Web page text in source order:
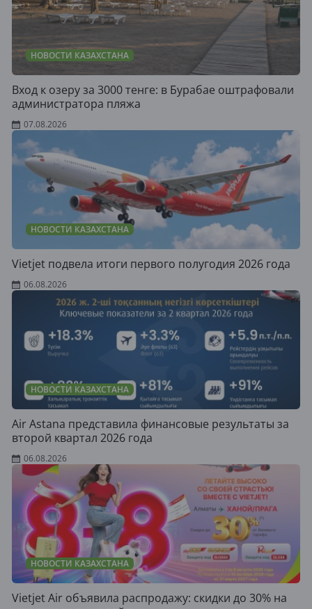
НОВОСТИ КАЗАХСТАНА
Вход к озеру за 3000 тенге: в Бурабае оштрафовали
администратора пляжа
07.08.2026
НОВОСТИ КАЗАХСТАНА
Vietjet подвела итоги первого полугодия 2026 года
06.08.2026
НОВОСТИ КАЗАХСТАНА
Air Astana представила финансовые результаты за
второй квартал 2026 года
06.08.2026
НОВОСТИ КАЗАХСТАНА
Vietjet Air объявила распродажу: скидки до 30% на